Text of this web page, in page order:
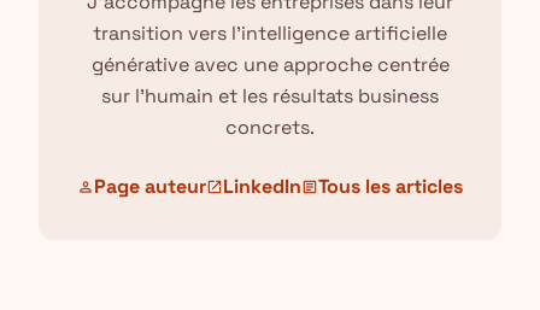
transition vers l'intelligence artificielle
générative avec une approche centrée
sur l'humain et les résultats business
concrets.
personPage auteuropen_in_newLinkedInarticleTous les articles